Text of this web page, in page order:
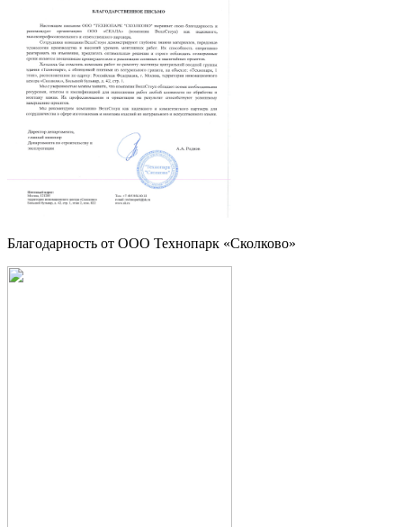
Благодарность от OOO Технопарк «Сколково»